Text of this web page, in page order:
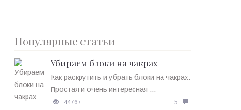
Популярные статьи
Убираем блоки на чакрах
Как раскрутить и убрать блоки на чакрах.
Простая и очень интересная ...
44767 5